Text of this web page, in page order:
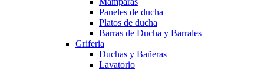
Paneles de ducha
Platos de ducha
Barras de Ducha y Barrales
Griferia
Duchas y Bañeras
Lavatorio